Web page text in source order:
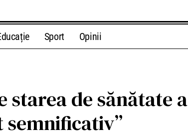
Sport Opinii
de sănătate
semnificativ”